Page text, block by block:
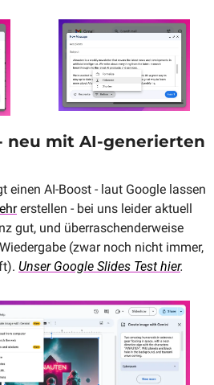
neu mit AI-generierten
einen AI-Boost - laut Google lassen
erstellen - bei uns leider aktuell
gut, und überraschenderweise
(zwar noch nicht immer,
Unser Google Slides Test hier.